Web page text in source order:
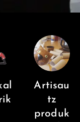
Artisau
tz
produk